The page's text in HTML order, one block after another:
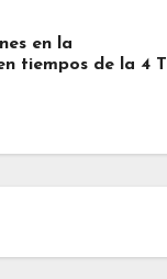
en la
tiempos de la 4 T